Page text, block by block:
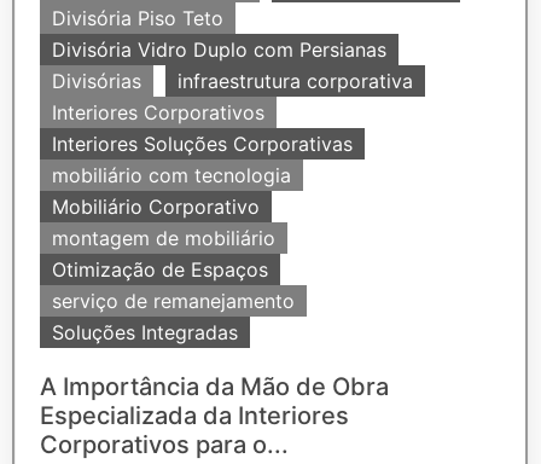
Divisória Piso Teto
Divisória Vidro Duplo com Persianas
Divisórias
infraestrutura corporativa
Interiores Corporativos
Interiores Soluções Corporativas
mobiliário com tecnologia
Mobiliário Corporativo
montagem de mobiliário
Otimização de Espaços
serviço de remanejamento
Soluções Integradas
A Importância da Mão de Obra
Especializada da Interiores
Corporativos para o...